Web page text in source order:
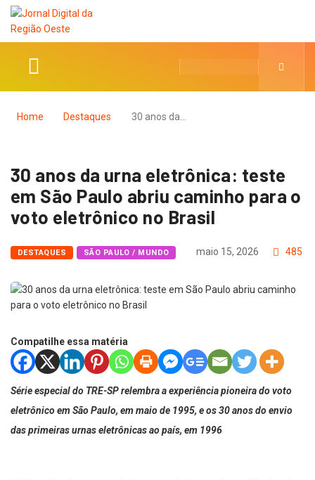
Home Destaques 30 anos da…
30 anos da urna eletrônica: teste
em São Paulo abriu caminho para o
voto eletrônico no Brasil
DESTAQUES SÃO PAULO / MUNDO maio 15, 2026 485
Compatilhe essa matéria
Série especial do TRE-SP relembra a experiência pioneira do voto
eletrônico em São Paulo, em maio de 1995, e os 30 anos do envio
das primeiras urnas eletrônicas ao país, em 1996